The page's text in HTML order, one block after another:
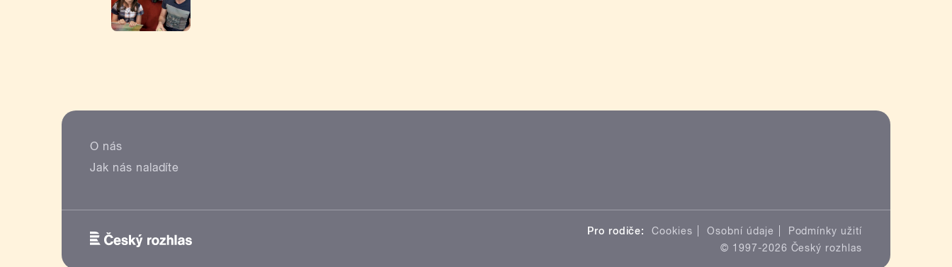
O nás
Jak nás naladíte
Pro rodiče: Cookies Osobní údaje
Podmínky užití
© 1997-2026 Český rozhlas